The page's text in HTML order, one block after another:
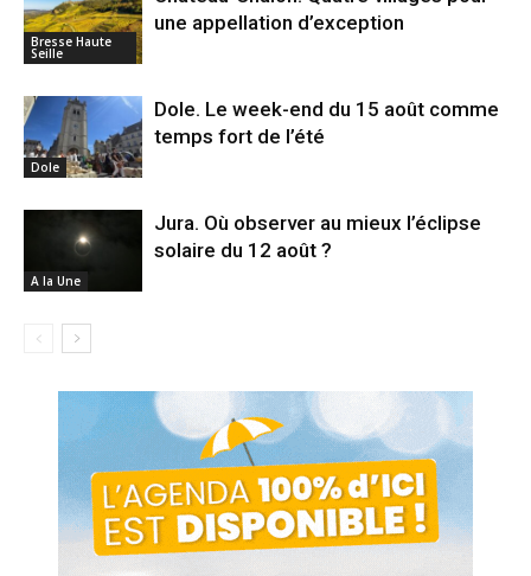
Bresse Haute
Seille
une appellation d’exception
Dole
Dole. Le week-end du 15 août comme
temps fort de l’été
A la Une
Jura. Où observer au mieux l’éclipse
solaire du 12 août ?